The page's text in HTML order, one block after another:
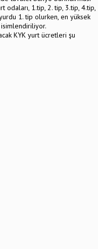
odaları, 1.tip, 2. tip, 3.tip, 4.tip,
1. tip olurken, en yüksek
KYK yurt ücretleri şu